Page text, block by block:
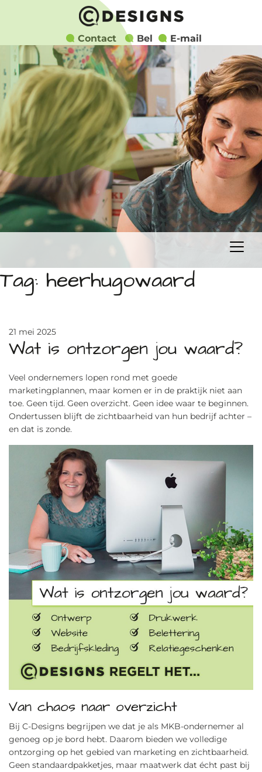
Contact Bel E-mail
Tag: heerhugowaard
21 mei 2025
Wat is ontzorgen jou waard?
Veel ondernemers lopen rond met goede
marketingplannen, maar komen er in de praktijk niet aan
toe. Geen tijd. Geen overzicht. Geen idee waar te beginnen.
Ondertussen blijft de zichtbaarheid van hun bedrijf achter –
en dat is zonde.
Van chaos naar overzicht
Bij C-Designs begrijpen we dat je als MKB-ondernemer al
genoeg op je bord hebt. Daarom bieden we volledige
ontzorging op het gebied van marketing en zichtbaarheid.
Geen standaardpakketjes, maar maatwerk dat écht past bij